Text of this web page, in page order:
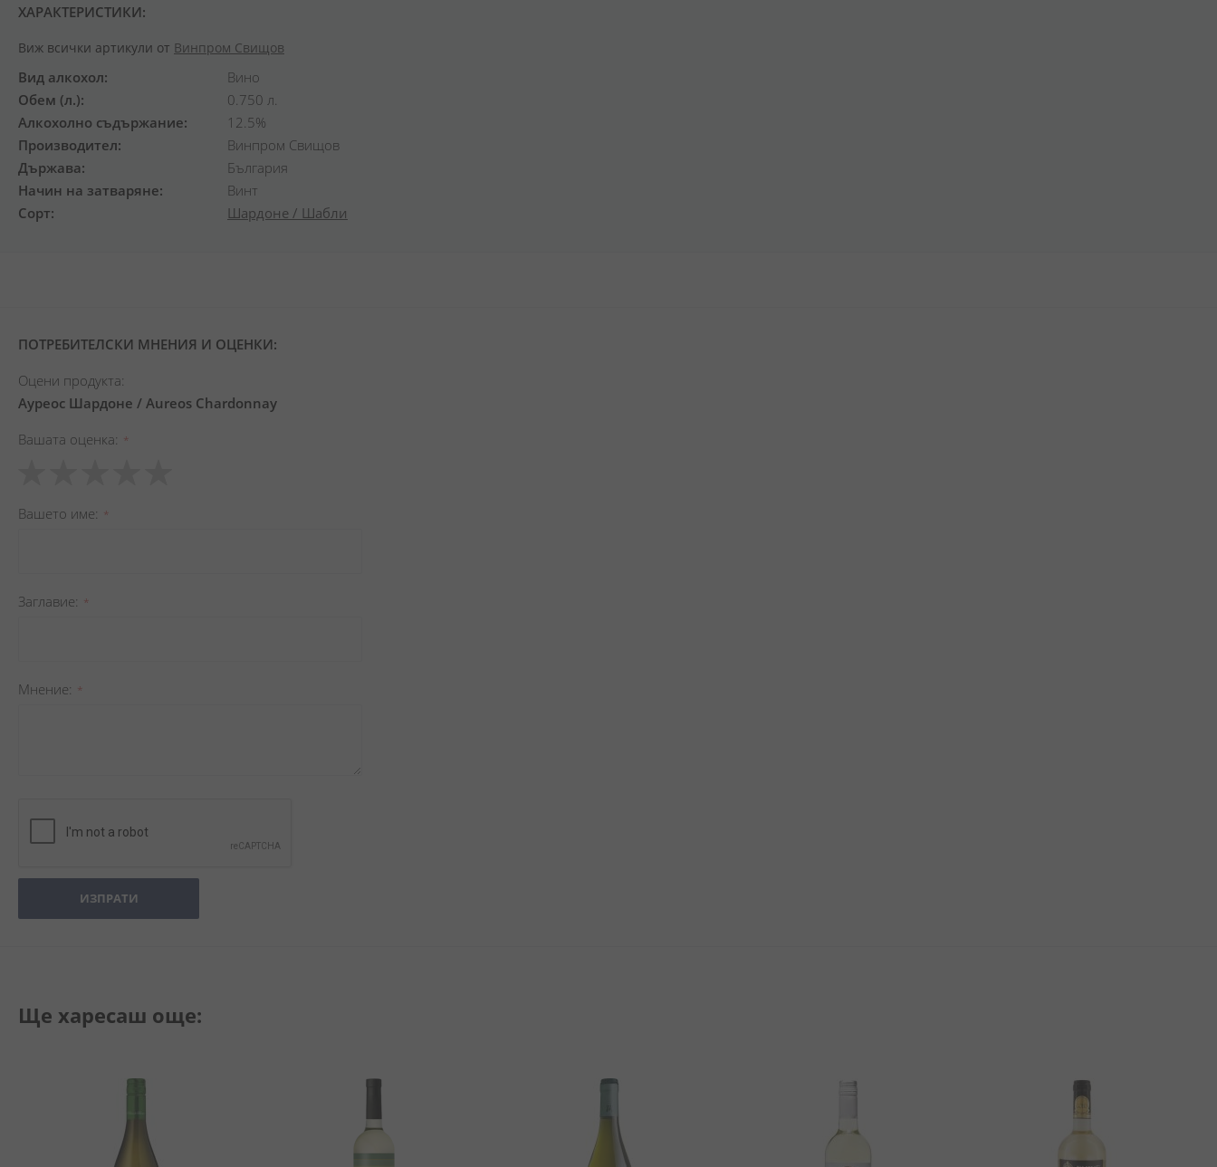
ХАРАКТЕРИСТИКИ:
Виж всички артикули от Винпром Свищов
Вид алкохол
Вино
Обем (л.)
0.750 л.
Алкохолно съдържание
12.5%
Производител
Винпром Свищов
Държава
България
Начин на затваряне
Винт
Сорт
Шардоне / Шабли
ПОТРЕБИТЕЛСКИ МНЕНИЯ И ОЦЕНКИ:
Оцени продукта:
Ауреос Шардоне / Aureos Chardonnay
Вашата оценка
star
stars
stars
stars
stars
Вашето име
Заглавиe
Мнение
ИЗПРАТИ
Ще харесаш още: